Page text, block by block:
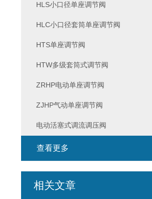
HLS小口径单座调节阀
HLC小口径套筒单座调节阀
HTS单座调节阀
HTW多级套筒式调节阀
ZRHP电动单座调节阀
ZJHP气动单座调节阀
电动活塞式调流调压阀
查看更多
相关文章